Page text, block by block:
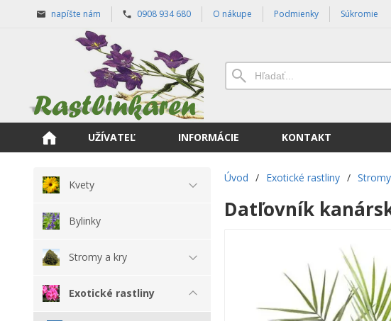
napíšte nám 0908 934 680 O nákupe Podmienky Súkromie
UŽÍVATEĽ INFORMÁCIE KONTAKT
Kvety
Bylinky
Stromy a kry
Exotické rastliny
Úvod / Exotické rastliny /
Datľovník